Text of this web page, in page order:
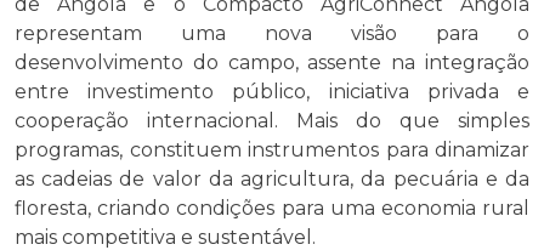
representam uma nova visão para o
desenvolvimento do campo, assente na integração
entre investimento público, iniciativa privada e
cooperação internacional. Mais do que simples
programas, constituem instrumentos para dinamizar
as cadeias de valor da agricultura, da pecuária e da
floresta, criando condições para uma economia rural
mais competitiva e sustentável.